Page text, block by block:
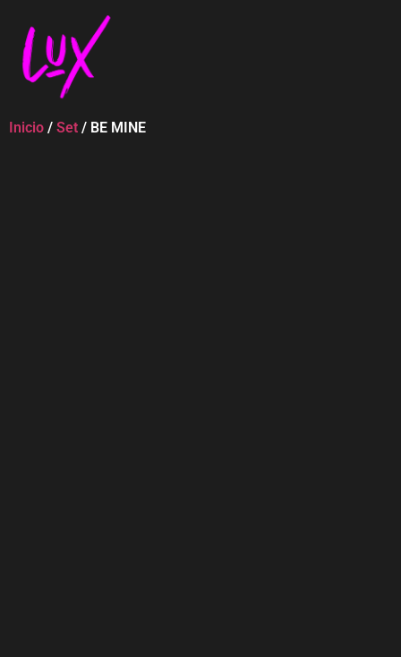
Inicio / Set / BE MINE